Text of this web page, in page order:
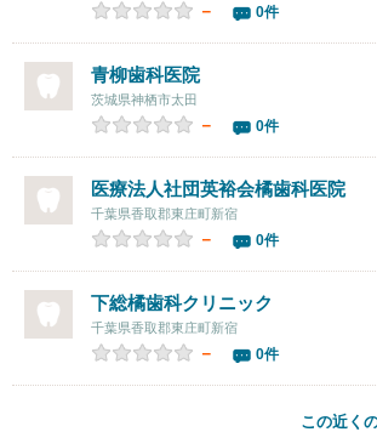
－ 0件
青柳歯科医院
茨城県神栖市太田
－ 0件
医療法人社団英裕会橘歯科医院
千葉県香取郡東庄町新宿
－ 0件
下総橘歯科クリニック
千葉県香取郡東庄町新宿
－ 0件
この近く